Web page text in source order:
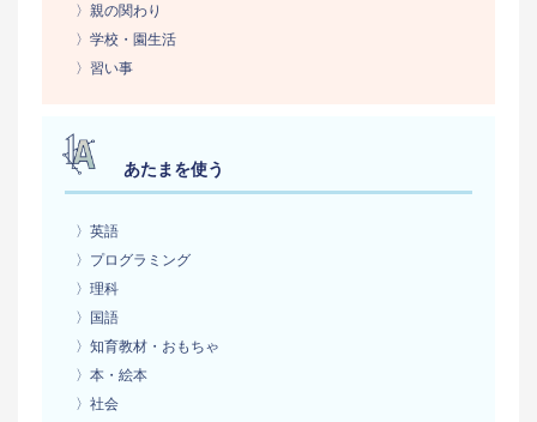
〉親の関わり
〉学校・園生活
〉習い事
あたまを使う
〉英語
〉プログラミング
〉理科
〉国語
〉知育教材・おもちゃ
〉本・絵本
〉社会